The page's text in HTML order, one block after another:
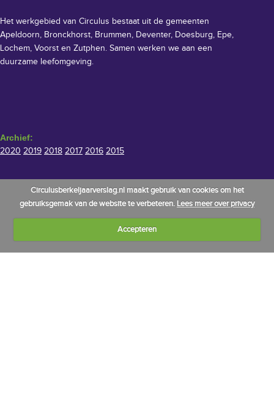
Het werkgebied van Circulus bestaat uit de gemeenten
Apeldoorn, Bronckhorst, Brummen, Deventer, Doesburg, Epe,
Lochem, Voorst en Zutphen. Samen werken we aan een
duurzame leefomgeving.
Archief:
2020 2019 2018 2017 2016 2015
Circulusberkeljaarverslag.nl maakt gebruik van cookies om het
gebruiksgemak van de website te verbeteren. Lees meer over privacy
Accepteren